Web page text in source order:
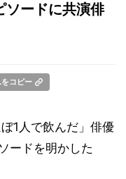
ソードに共演俳
をコピー
1人で飲んだ」俳優
ードを明かした